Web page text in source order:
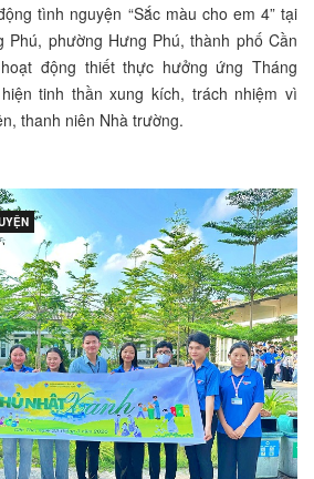
tình nguyện “Sắc màu cho em 4” tại
Phú, phường Hưng Phú, thành phố Cần
động thiết thực hưởng ứng Tháng
tinh thần xung kích, trách nhiệm vì
thanh niên Nhà trường.